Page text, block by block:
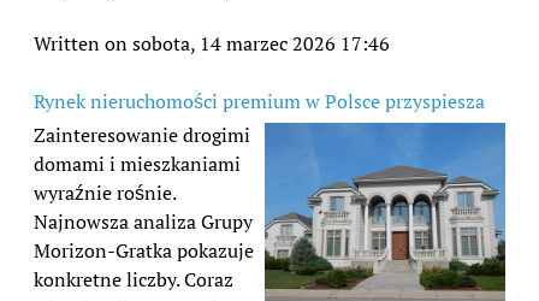
Written on sobota, 14 marzec 2026 17:46
Rynek nieruchomości premium w Polsce przyspiesza
Zainteresowanie drogimi
domami i mieszkaniami
wyraźnie rośnie.
Najnowsza analiza Grupy
Morizon-Gratka pokazuje
konkretne liczby. Coraz